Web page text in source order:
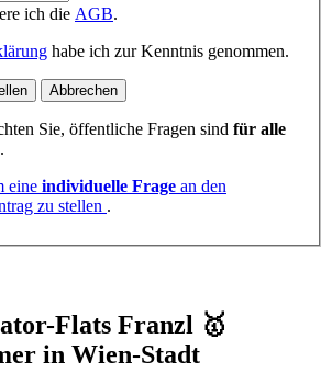
ich die AGB.
habe ich zur Kenntnis genommen.
Abbrechen
Sie, öffentliche Fragen sind für alle
.
eine individuelle Frage an den
zu stellen .
Flats Franzl 🥇
in Wien-Stadt